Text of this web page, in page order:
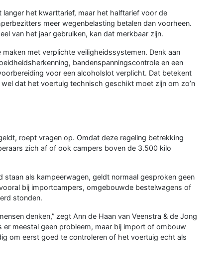
langer het kwarttarief, maar het halftarief voor de
meer wegenbelasting betalen dan voorheen.
van het jaar gebruiken, kan dat merkbaar zijn.
met verplichte veiligheidssystemen. Denk aan
bandenspanningscontrole en een
voor een alcoholslot verplicht. Dat betekent
dat het voertuig technisch geschikt moet zijn om zo’n
roept vragen op. Omdat deze regeling betrekking
zich af of ook campers boven de 3.500 kilo
als kampeerwagen, geldt normaal gesproken geen
bij importcampers, omgebouwde bestelwagens of
stonden.
denken,” zegt Ann de Haan van Veenstra & de Jong
er meestal geen probleem, maar bij import of ombouw
om eerst goed te controleren of het voertuig echt als